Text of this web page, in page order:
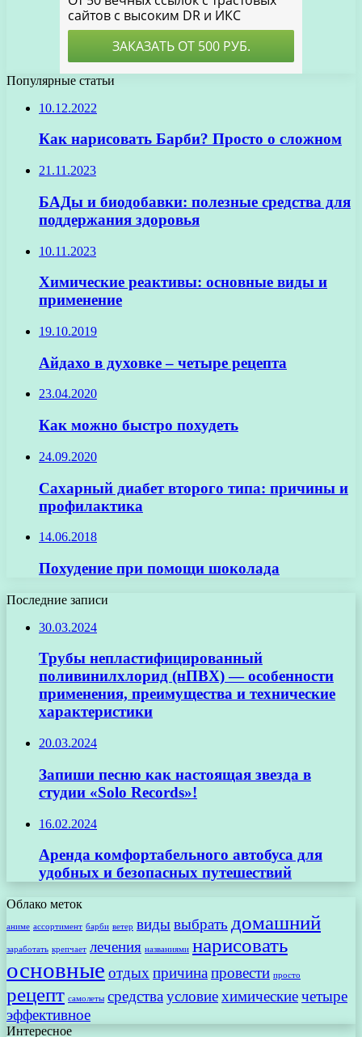
Популярные статьи
10.12.2022
Как нарисовать Барби? Просто о сложном
21.11.2023
БАДы и биодобавки: полезные средства для
поддержания здоровья
10.11.2023
Химические реактивы: основные виды и
применение
19.10.2019
Айдахо в духовке – четыре рецепта
23.04.2020
Как можно быстро похудеть
24.09.2020
Сахарный диабет второго типа: причины и
профилактика
14.06.2018
Похудение при помощи шоколада
Последние записи
30.03.2024
Трубы непластифицированный
поливинилхлорид (нПВХ) — особенности
применения, преимущества и технические
характеристики
20.03.2024
Запиши песню как настоящая звезда в
студии «Solo Records»!
16.02.2024
Аренда комфортабельного автобуса для
удобных и безопасных путешествий
Облако меток
аниме ассортимент барби ветер видывыбрать домашний
заработать крепчает лечения названиями нарисовать
основные отдых причина провести просто
рецепт самолеты средства условиехимическиечетыре
эффективное
Интересное